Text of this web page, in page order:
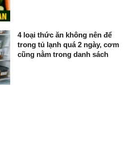
4 loại thức ăn không nên để
trong tủ lạnh quá 2 ngày, cơm
cũng nằm trong danh sách